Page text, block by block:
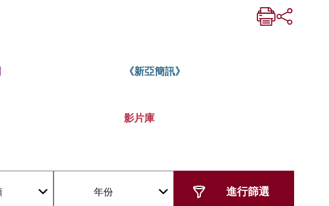
《新亞簡訊》
影片庫
年份